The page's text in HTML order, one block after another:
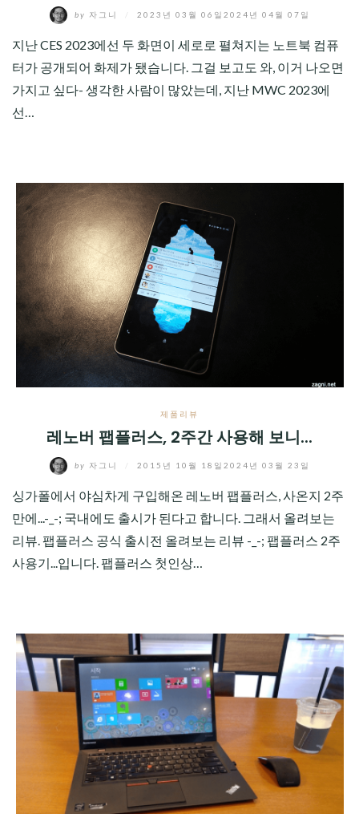
by 자그니 2023년 03월 06일 2024년 04월 07일
지난 CES 2023에선 두 화면이 세로로 펼쳐지는 노트북 컴퓨
터가 공개되어 화제가 됐습니다. 그걸 보고도 와, 이거 나오면
가지고 싶다- 생각한 사람이 많았는데, 지난 MWC 2023에
선…
제품리뷰
레노버 팹플러스, 2주간 사용해 보니...
by 자그니 2015년 10월 18일 2024년 03월 23일
싱가폴에서 야심차게 구입해온 레노버 팹플러스, 사온지 2주
만에...-_-; 국내에도 출시가 된다고 합니다. 그래서 올려보는
리뷰. 팹플러스 공식 출시전 올려보는 리뷰 -_-; 팹플러스 2주
사용기...입니다. 팹플러스 첫인상…